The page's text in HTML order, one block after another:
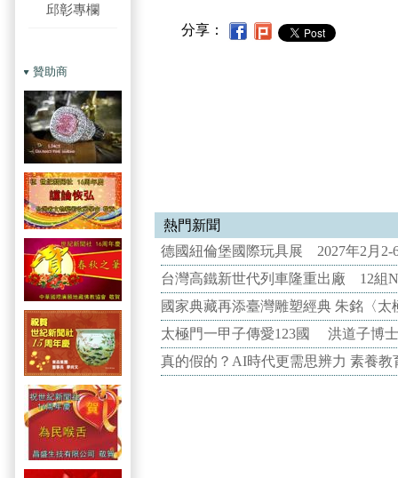
邱彰專欄
贊助商
分享：
熱門新聞
德國紐倫堡國際玩具展 2027年2月2-
台灣高鐵新世代列車隆重出廠 12組
國家典藏再添臺灣雕塑經典 朱銘〈
太極門一甲子傳愛123國 洪道子博
真的假的？AI時代更需思辨力 素養